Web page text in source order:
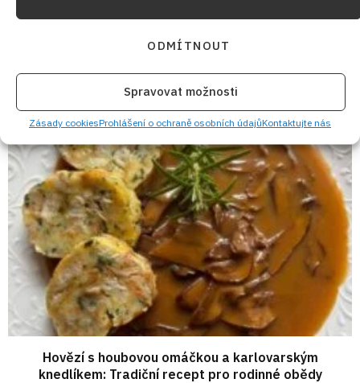
ODMÍTNOUT
Spravovat možnosti
Zásady cookiesProhlášení o ochraně osobních údajůKontaktujte nás
Křestné placky podle maminky jsou sladká i sytá
Hovězí s houbovou omáčkou a karlovarským
knedlíkem: Tradiční recept pro rodinné obědy